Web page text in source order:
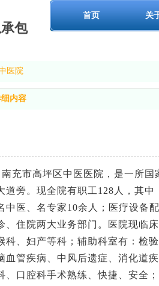
包
首页 关
医院
内容
南充市高坪区中医医院，是一所
道旁。现全院有职工128人，其
中医、名专家10余人；医疗设备
、住院两大业务部门。医院现临
科、妇产等科；辅助科室有：检
血管疾病、中风后遗症、消化道
、口腔科手术熟练、快捷、安全